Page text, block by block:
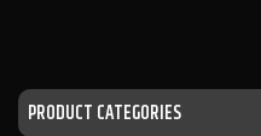
PRODUCT CATEGORIES